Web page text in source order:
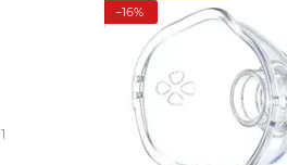
−16%
1